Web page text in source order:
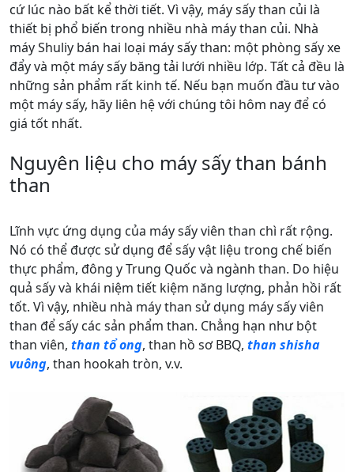
cứ lúc nào bất kể thời tiết. Vì vậy, máy sấy than củi là
thiết bị phổ biến trong nhiều nhà máy than củi. Nhà
máy Shuliy bán hai loại máy sấy than: một phòng sấy xe
đẩy và một máy sấy băng tải lưới nhiều lớp. Tất cả đều là
những sản phẩm rất kinh tế. Nếu bạn muốn đầu tư vào
một máy sấy, hãy liên hệ với chúng tôi hôm nay để có
giá tốt nhất.
Nguyên liệu cho máy sấy than bánh
than
Lĩnh vực ứng dụng của máy sấy viên than chì rất rộng.
Nó có thể được sử dụng để sấy vật liệu trong chế biến
thực phẩm, đông y Trung Quốc và ngành than. Do hiệu
quả sấy và khái niệm tiết kiệm năng lượng, phản hồi rất
tốt. Vì vậy, nhiều nhà máy than sử dụng máy sấy viên
than để sấy các sản phẩm than. Chẳng hạn như bột
than viên, than tổ ong, than hồ sơ BBQ, than shisha
vuông, than hookah tròn, v.v.